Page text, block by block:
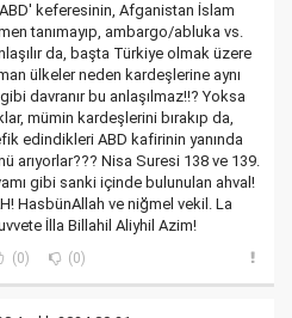
keferesinin, Afganistan İslam
tanımayıp, ambargo/abluka vs.
da, başta Türkiye olmak üzere
ülkeler neden kardeşlerine aynı
davranır bu anlaşılmaz!!? Yoksa
mümin kardeşlerini bırakıp da,
edindikleri ABD kafirinin yanında
arıyorlar??? Nisa Suresi 138 ve 139.
gibi sanki içinde bulunulan ahval!
HasbünAllah ve niğmel vekil. La
İlla Billahil Aliyhil Azim!
(0) (0)